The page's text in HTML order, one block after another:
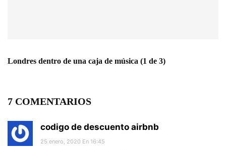
Londres dentro de una caja de música (1 de 3)
7 COMENTARIOS
codigo de descuento airbnb
25 enero, 2020 En 16:45